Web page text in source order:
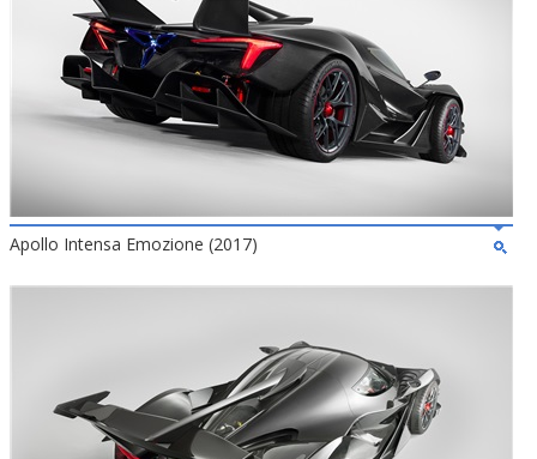
Apollo Intensa Emozione (2017)